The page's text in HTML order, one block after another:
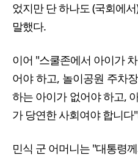
었지만 단 하나도 (국회에
말했다.
이어 "스쿨존에서 아이가
어야 하고, 놀이공원 주차
하는 아이가 없어야 하고,
가 당연한 사회여야 합니다
민식 군 어머니는 "대통령